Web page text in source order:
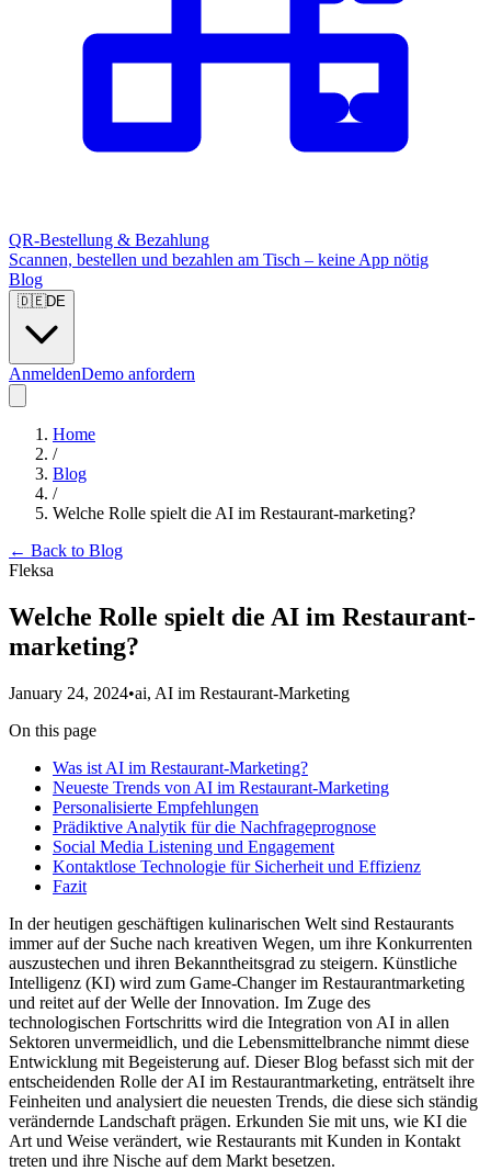
QR-Bestellung & Bezahlung
Scannen, bestellen und bezahlen am Tisch – keine App nötig
Blog
🇩🇪DE
AnmeldenDemo anfordern
Home
/
Blog
/
Welche Rolle spielt die AI im Restaurant-marketing?
← Back to Blog
Fleksa
Welche Rolle spielt die AI im Restaurant-
marketing?
January 24, 2024•ai, AI im Restaurant-Marketing
On this page
Was ist AI im Restaurant-Marketing?
Neueste Trends von AI im Restaurant-Marketing
Personalisierte Empfehlungen
Prädiktive Analytik für die Nachfrageprognose
Social Media Listening und Engagement
Kontaktlose Technologie für Sicherheit und Effizienz
Fazit
In der heutigen geschäftigen kulinarischen Welt sind Restaurants
immer auf der Suche nach kreativen Wegen, um ihre Konkurrenten
auszustechen und ihren Bekanntheitsgrad zu steigern. Künstliche
Intelligenz (KI) wird zum Game-Changer im Restaurantmarketing
und reitet auf der Welle der Innovation. Im Zuge des
technologischen Fortschritts wird die Integration von AI in allen
Sektoren unvermeidlich, und die Lebensmittelbranche nimmt diese
Entwicklung mit Begeisterung auf. Dieser Blog befasst sich mit der
entscheidenden Rolle der AI im Restaurantmarketing, enträtselt ihre
Feinheiten und analysiert die neuesten Trends, die diese sich ständig
verändernde Landschaft prägen. Erkunden Sie mit uns, wie KI die
Art und Weise verändert, wie Restaurants mit Kunden in Kontakt
treten und ihre Nische auf dem Markt besetzen.